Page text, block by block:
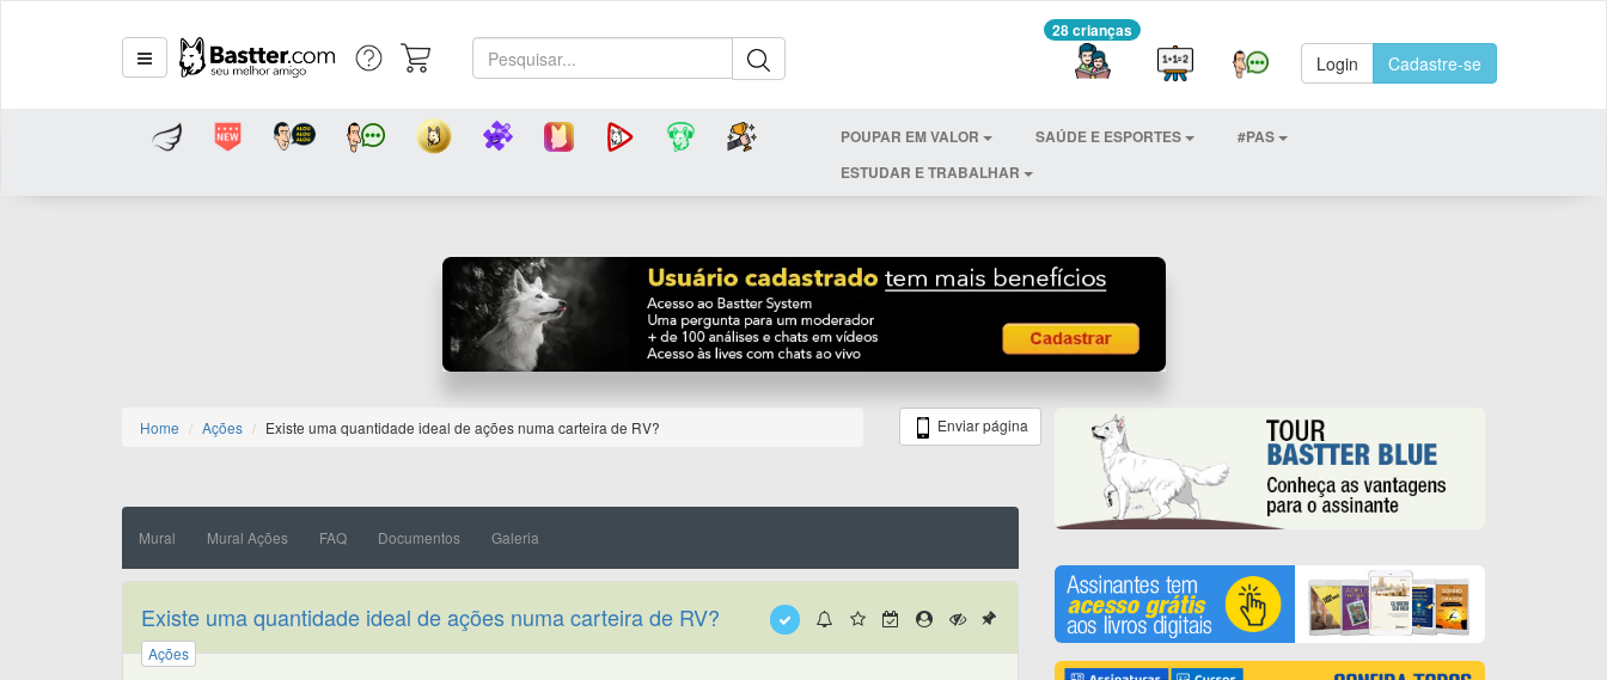
28 crianças
Login Cadastre-se
POUPAR EM VALOR SAÚDE E ESPORTES
#PAS
ESTUDAR E TRABALHAR
Home Ações Existe uma quantidade ideal de ações numa carteira de RV? Enviar página
Mural Mural Ações FAQ Documentos Galeria
Existe uma quantidade ideal de ações numa carteira de RV?
Ações